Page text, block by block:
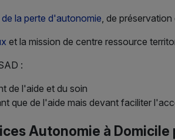
la perte d'autonomie, de
et la mission de centre ressource
:
de l'aide et du soin
que de l'aide mais devant faciliter
Autonomie à